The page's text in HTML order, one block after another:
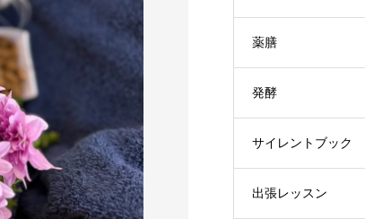
薬膳
発酵
サイレントブック
出張レッスン